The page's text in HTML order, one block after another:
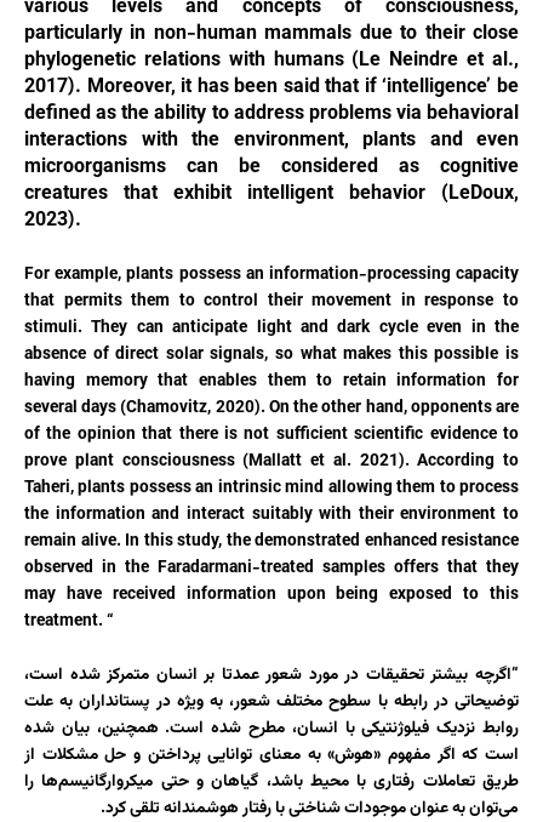
various levels and concepts of consciousness,
particularly in non-human mammals due to their close
phylogenetic relations with humans (Le Neindre et al.,
2017). Moreover, it has been said that if ‘intelligence’ be
defined as the ability to address problems via behavioral
interactions with the environment, plants and even
microorganisms can be considered as cognitive
creatures that exhibit intelligent behavior (LeDoux,
2023).
For example, plants possess an information-processing capacity
that permits them to control their movement in response to
stimuli. They can anticipate light and dark cycle even in the
absence of direct solar signals, so what makes this possible is
having memory that enables them to retain information for
several days (Chamovitz, 2020). On the other hand, opponents are
of the opinion that there is not sufficient scientific evidence to
prove plant consciousness (Mallatt et al. 2021). According to
Taheri, plants possess an intrinsic mind allowing them to process
the information and interact suitably with their environment to
remain alive. In this study, the demonstrated enhanced resistance
observed in the Faradarmani-treated samples offers that they
may have received information upon being exposed to this
treatment. “
“اگرچه بیشتر تحقیقات در مورد شعور عمدتا بر انسان متمرکز شده است،
توضیحاتی در رابطه با سطوح مختلف شعور، به ویژه در پستانداران به علت
روابط نزدیک فیلوژنتیکی با انسان، مطرح شده است. همچنین، بیان شده
است که اگر مفهوم «هوش» به معنای توانایی پرداختن و حل مشکلات از
طریق تعاملات رفتاری با محیط باشد، گیاهان و حتی میکروارگانیسم‌ها را
می‌توان به عنوان موجودات شناختی با رفتار هوشمندانه تلقی کرد.